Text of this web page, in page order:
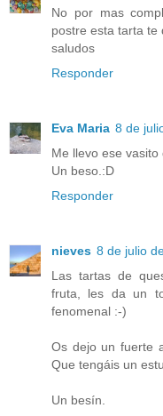
No por mas
postre esta tarta te
saludos
Responder
Eva Maria 8 de
Me llevo ese vasito
Un beso.:D
Responder
nieves 8 de julio
Las tartas de
fruta, les da un
fenomenal :-)
Os dejo un fuerte
Que tengáis un
Un besín.